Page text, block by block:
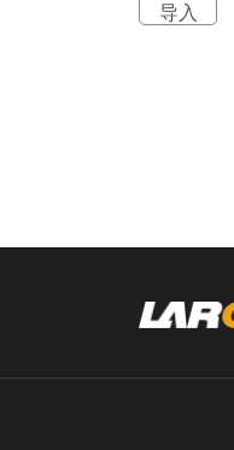
导入